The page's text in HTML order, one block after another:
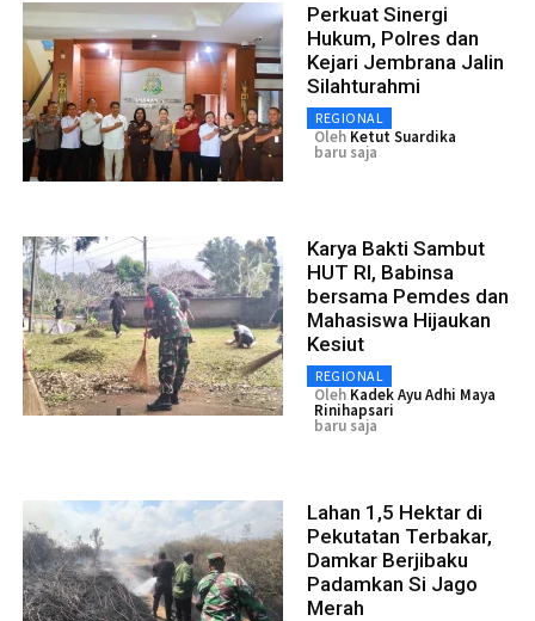
Perkuat Sinergi
Hukum, Polres dan
Kejari Jembrana Jalin
Silahturahmi
REGIONAL
Oleh Ketut Suardika
baru saja
Karya Bakti Sambut
HUT RI, Babinsa
bersama Pemdes dan
Mahasiswa Hijaukan
Kesiut
REGIONAL
Oleh Kadek Ayu Adhi Maya
Rinihapsari
baru saja
Lahan 1,5 Hektar di
Pekutatan Terbakar,
Damkar Berjibaku
Padamkan Si Jago
Merah